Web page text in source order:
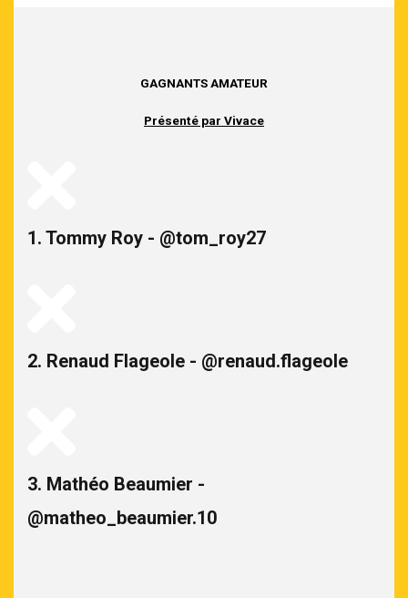
GAGNANTS AMATEUR
Présenté par Vivace
1. Tommy Roy - @tom_roy27
2. Renaud Flageole - @renaud.flageole
3. Mathéo Beaumier -
@matheo_beaumier.10